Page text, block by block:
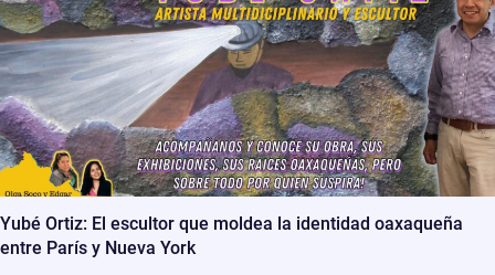
Yubé Ortiz: El escultor que moldea la identidad oaxaqueña
entre París y Nueva York